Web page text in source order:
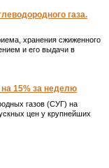
газа.
хранения сжиженного
и его выдачи в
15% за неделю
газов (СУГ) на
цен у крупнейших